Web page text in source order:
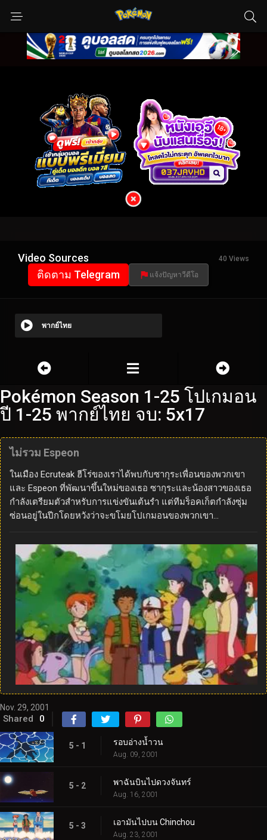
Video Sources 40 Views
ติดตาม Telegram แจ้งปัญหาวีดีโอ
พากย์ไทย
Pokémon Season 1-25 โปเกมอน
ปี 1-25 พากย์ไทย จบ: 5x17
ไม่รวม Espeon
ในเมือง Ecruteak ฮีโร่ของเราได้พบกับซากุระเพื่อนของพวกเขา
และ Espeon ที่พัฒนาขึ้นใหม่ของเธอ ซากุระและน้องสาวของเธอ
กำลังเตรียมตัวสำหรับการแข่งขันเต้นรำ แต่ทีมร็อคเก็ตกำลังซุ่ม
ซ่อนอยู่ในปีกโดยหวังว่าจะขโมยโปเกมอนของพวกเขา…
Nov. 29, 2001
Shared 0
5 - 1 รอบอ่างน้ำวน
Aug. 09, 2001
5 - 2 พาฉันบินไปดวงจันทร์
Aug. 16, 2001
5 - 3 เอามันไปบน Chinchou
Aug. 23, 2001